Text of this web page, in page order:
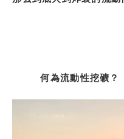
何為流動性挖礦？